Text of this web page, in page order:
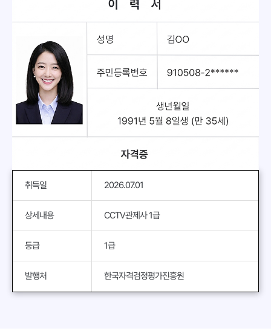
취득일 2026.07.01
상세내용 CCTV관제사 1급
등급 1급
발행처 한국자격검정평가진흥원